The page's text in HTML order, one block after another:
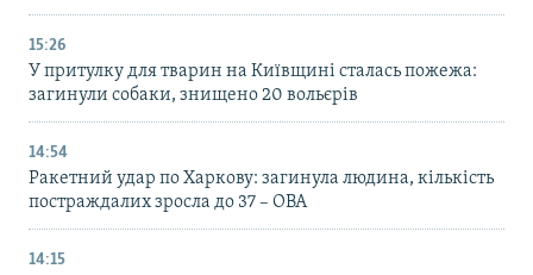
15:26
У притулку для тварин на Київщині сталась пожежа:
загинули собаки, знищено 20 вольєрів
14:54
Ракетний удар по Харкову: загинула людина, кількість
постраждалих зросла до 37 – ОВА
14:15